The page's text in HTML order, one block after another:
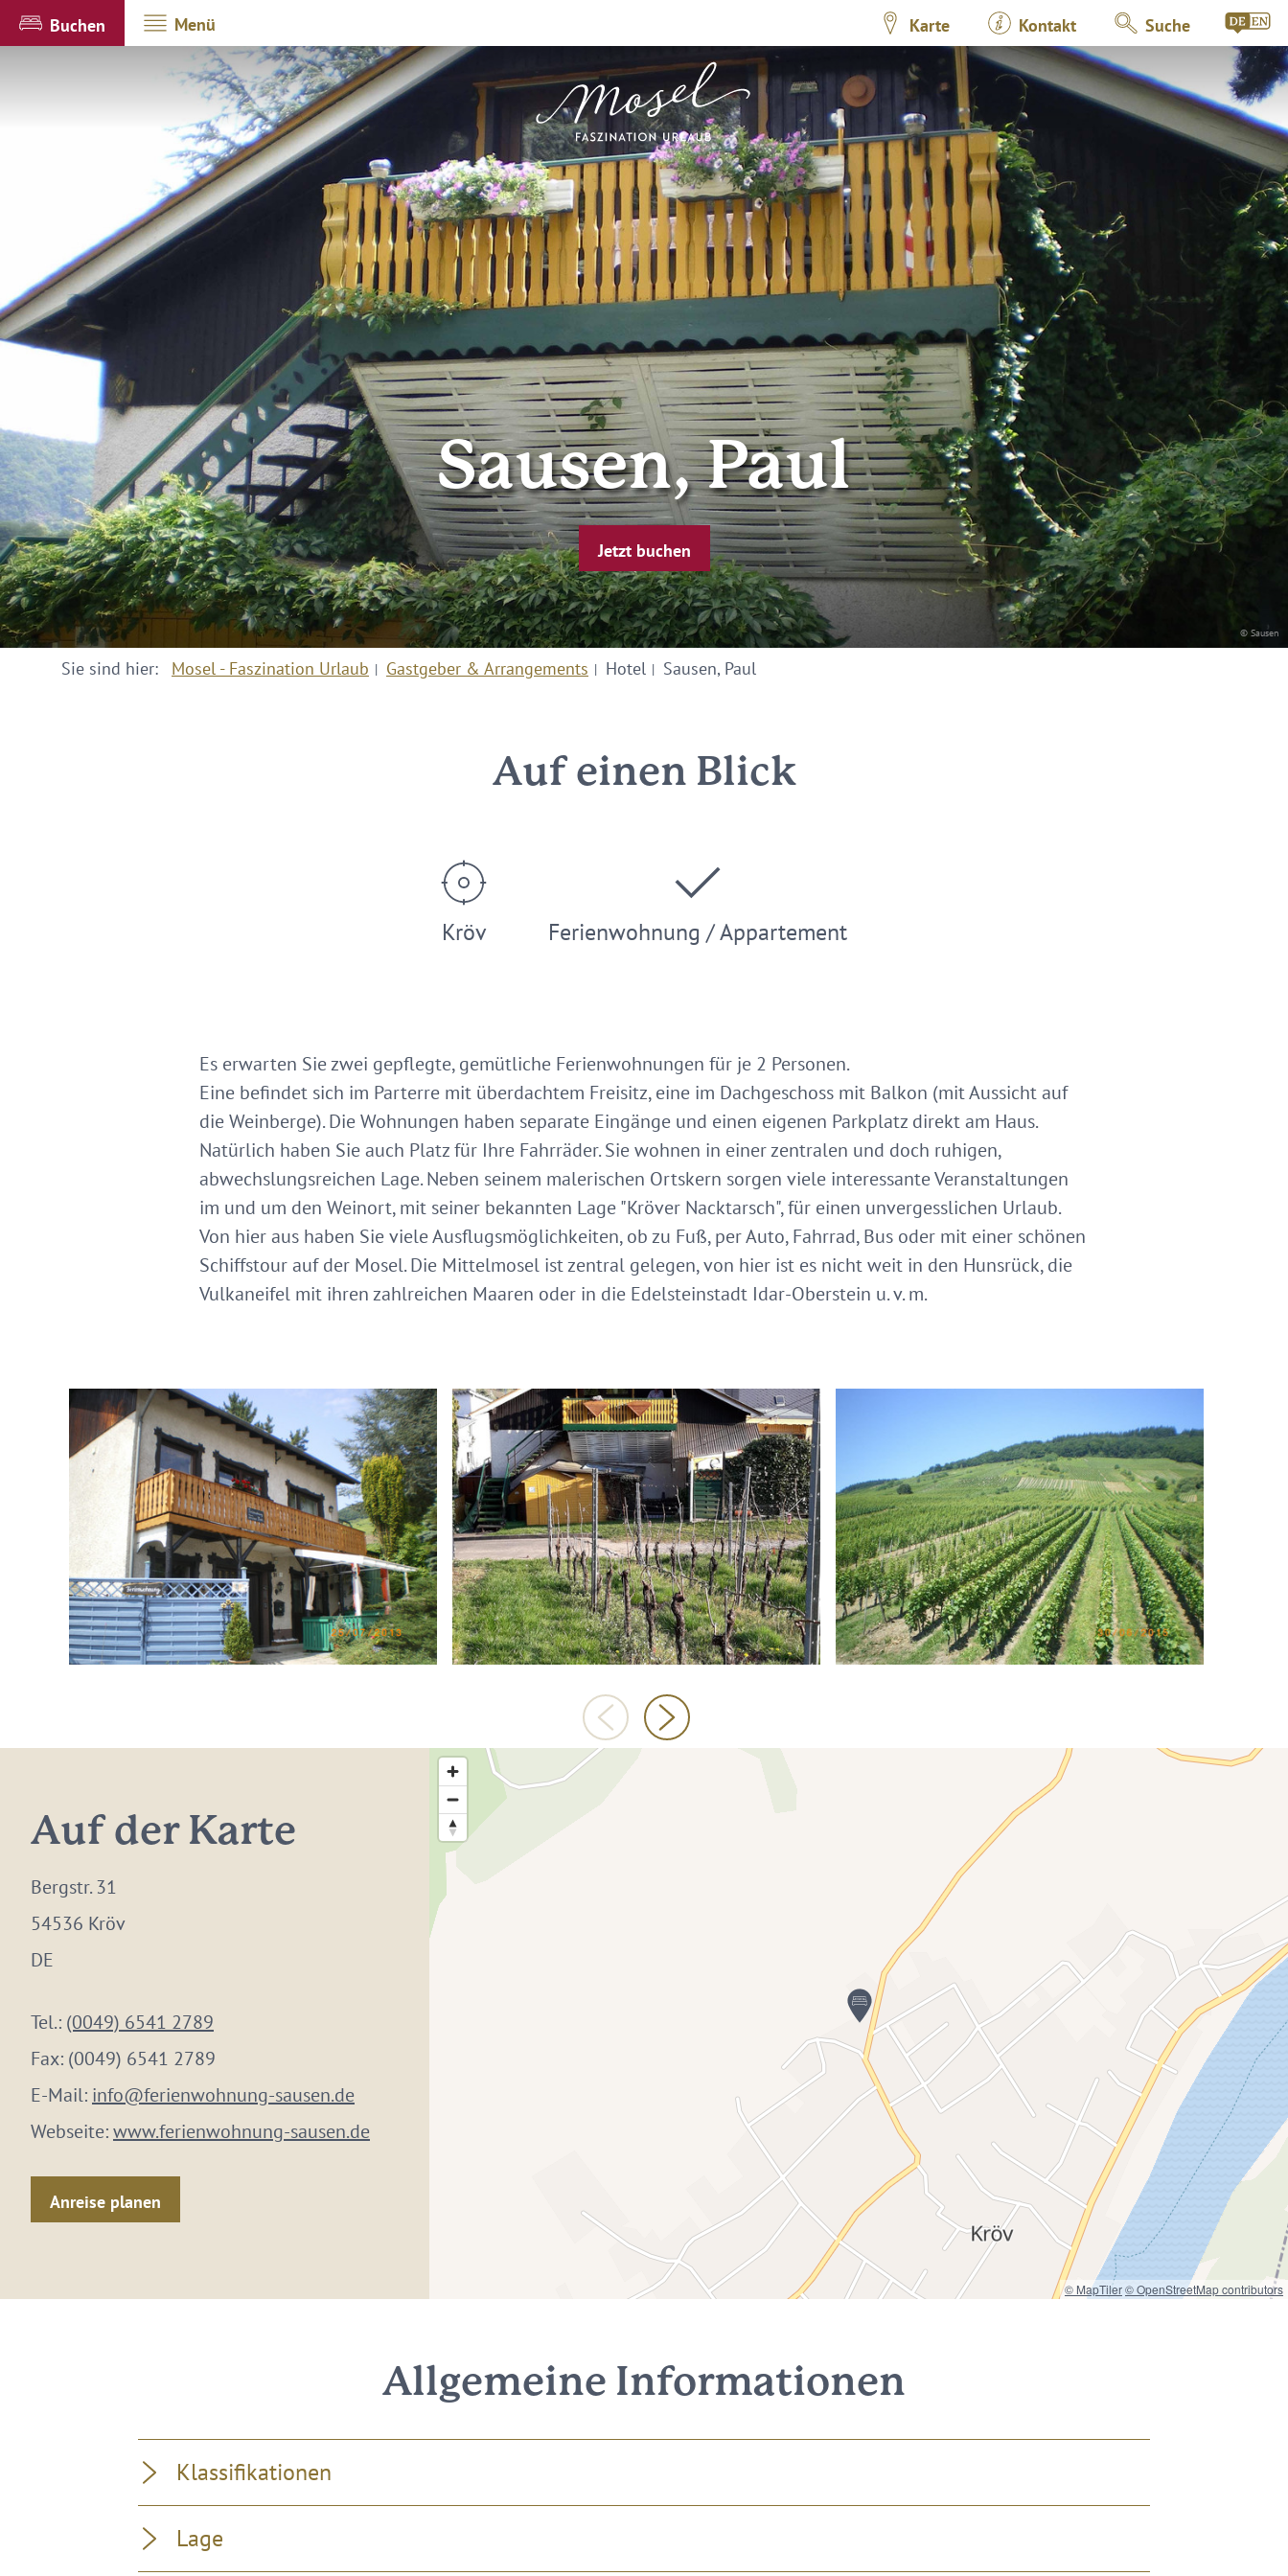
Buchen Menü Karte Kontakt Suche
© Sausen
Sausen, Paul
Jetzt buchen
Sie sind hier: Mosel - Faszination Urlaub Gastgeber & Arrangements Hotel Sausen, Paul
Auf einen Blick
Kröv Ferienwohnung / Appartement
Es erwarten Sie zwei gepflegte, gemütliche Ferienwohnungen für je 2 Personen.
Eine befindet sich im Parterre mit überdachtem Freisitz, eine im Dachgeschoss mit Balkon (mit Aussicht auf
die Weinberge). Die Wohnungen haben separate Eingänge und einen eigenen Parkplatz direkt am Haus.
Natürlich haben Sie auch Platz für Ihre Fahrräder. Sie wohnen in einer zentralen und doch ruhigen,
abwechslungsreichen Lage. Neben seinem malerischen Ortskern sorgen viele interessante Veranstaltungen
im und um den Weinort, mit seiner bekannten Lage "Kröver Nacktarsch", für einen unvergesslichen Urlaub.
Von hier aus haben Sie viele Ausflugsmöglichkeiten, ob zu Fuß, per Auto, Fahrrad, Bus oder mit einer schönen
Schiffstour auf der Mosel. Die Mittelmosel ist zentral gelegen, von hier ist es nicht weit in den Hunsrück, die
Vulkaneifel mit ihren zahlreichen Maaren oder in die Edelsteinstadt Idar-Oberstein u. v. m.
Auf der Karte
Bergstr. 31
54536 Kröv
DE
Tel.: (0049) 6541 2789
Fax: (0049) 6541 2789
E-Mail: info@ferienwohnung-sausen.de
Webseite:www.ferienwohnung-sausen.de
Anreise planen
© MapTiler© OpenStreetMap contributors
Allgemeine Informationen
Klassifikationen
Lage